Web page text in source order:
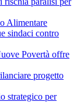
Alimentare
sindaci contro
Povertà offre
progetto
strategico per